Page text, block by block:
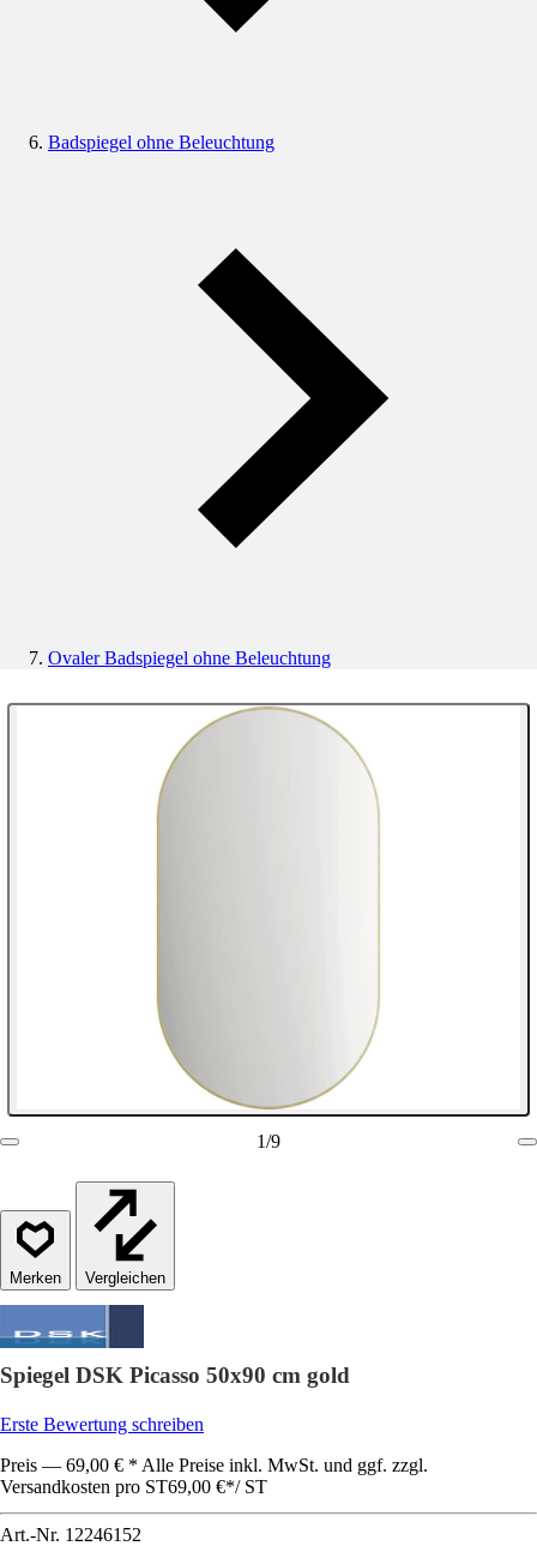
Badspiegel ohne Beleuchtung
Ovaler Badspiegel ohne Beleuchtung
1/9
Vergleichen
Spiegel DSK Picasso 50x90 cm gold
Erste Bewertung schreiben
Preis — 69,00 € * Alle Preise inkl. MwSt. und ggf. zzgl.
Versandkosten pro ST69,00 €*/ ST
Art.-Nr. 12246152